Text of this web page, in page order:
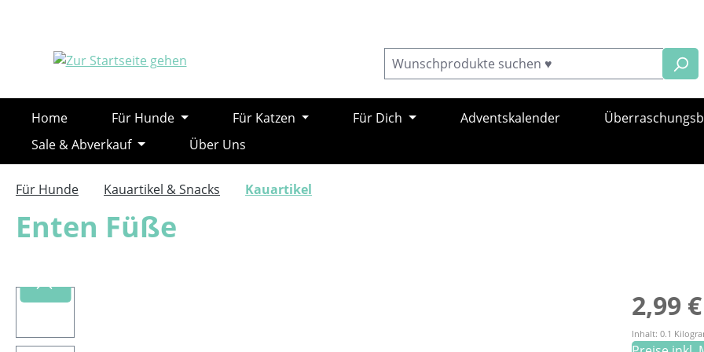
Home Für Hunde Für Katzen Für Dich Adventskalender
Sale & Abverkauf
Über Uns
Für Hunde Kauartikel & Snacks Kauartikel
Enten Füße
Bildergalerie überspringen Regulärer
2,99 €
Inhalt: 0.1